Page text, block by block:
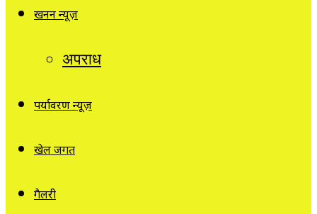
खनन न्यूज़
अपराध
पर्यावरण न्यूज़
खेल जगत
गैलरी